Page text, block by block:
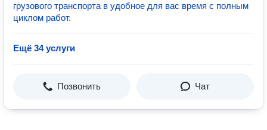
грузового транспорта в удобное для вас время с полным
циклом работ.
Ещё 34 услуги
Позвонить Чат